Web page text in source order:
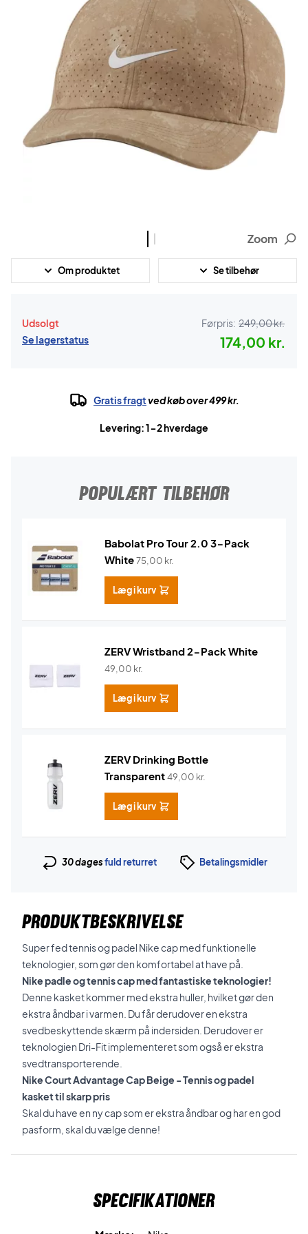
Zoom
Om produktet Se tilbehør
Udsolgt
Se lagerstatus
Førpris: 249,00 kr.
174,00 kr.
Gratis fragtved køb over 499 kr.
Levering: 1-2 hverdage
POPULÆRT TILBEHØR
Babolat Pro Tour 2.0 3-Pack
White75,00 kr.
Læg i kurv
ZERV Wristband 2-Pack White
49,00 kr.
Læg i kurv
ZERV Drinking Bottle
Transparent49,00 kr.
Læg i kurv
30 dagesfuld returret Betalingsmidler
PRODUKTBESKRIVELSE
Super fed tennis og padel Nike cap med funktionelle
teknologier, som gør den komfortabel at have på.
Nike padle og tennis cap med fantastiske teknologier!
Denne kasket kommer med ekstra huller, hvilket gør den
ekstra åndbar i varmen. Du får derudover en ekstra
svedbeskyttende skærm på indersiden. Derudover er
teknologien Dri-Fit implementeret som også er ekstra
svedtransporterende.
Nike Court Advantage Cap Beige - Tennis og padel
kasket til skarp pris
Skal du have en ny cap som er ekstra åndbar og har en god
pasform, skal du vælge denne!
Specifikationer